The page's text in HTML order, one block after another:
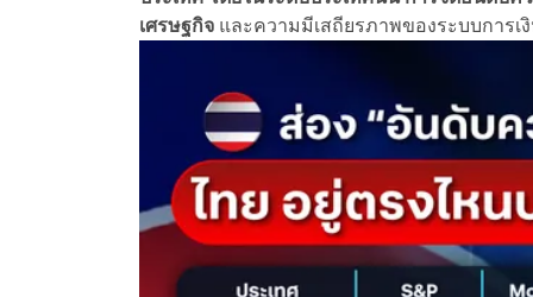
เศรษฐกิจ และความมีเสถียรภาพของระบบการ